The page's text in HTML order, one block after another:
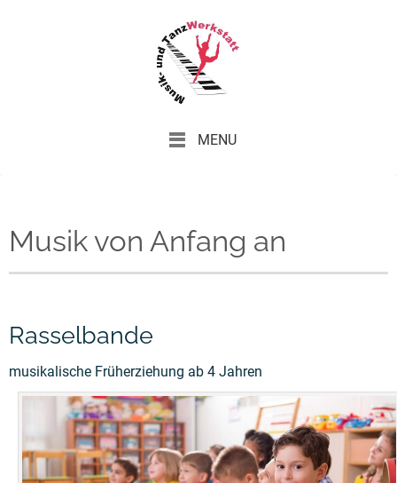
MENU
Musik von Anfang an
Rasselbande
musikalische Früherziehung ab 4 Jahren